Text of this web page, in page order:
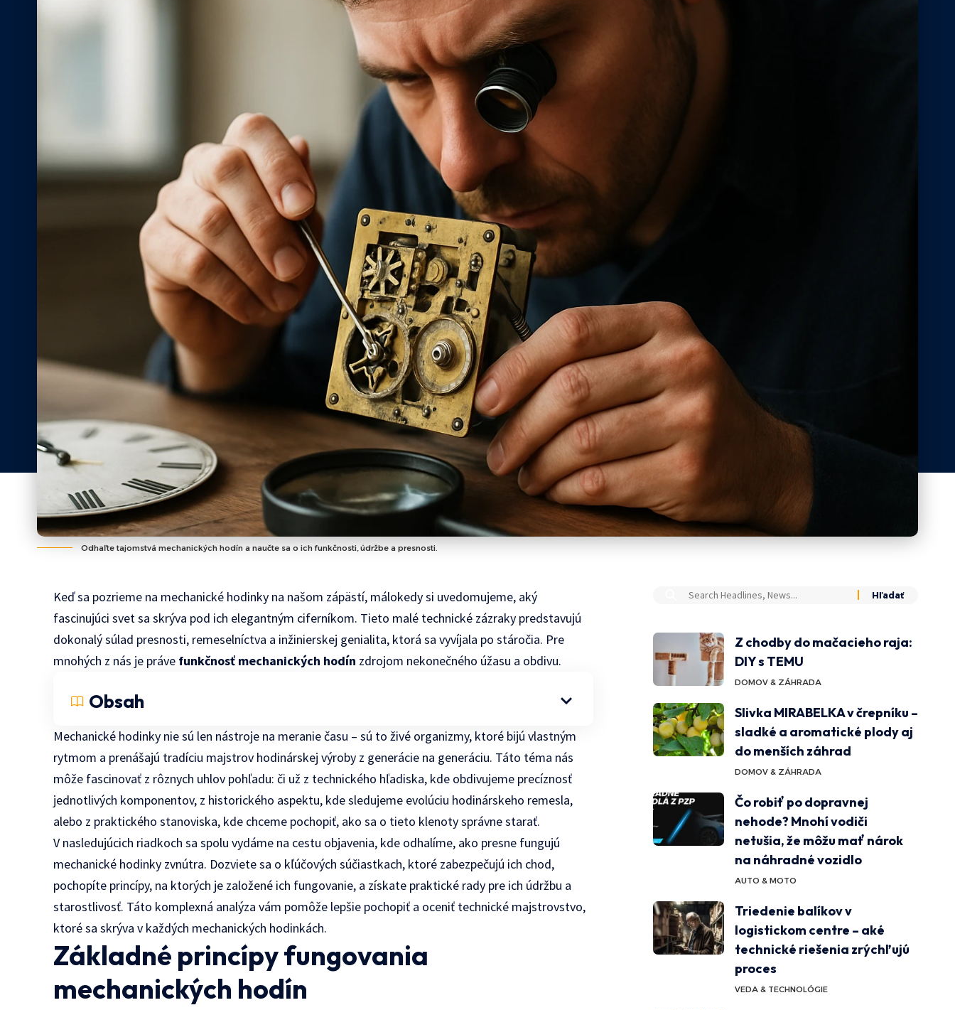
Odhaľte tajomstvá mechanických hodín a naučte sa o ich funkčnosti, údržbe a presnosti.
Keď sa pozrieme na mechanické hodinky na našom zápästí, málokedy si uvedomujeme, aký
fascinujúci svet sa skrýva pod ich elegantným ciferníkom. Tieto malé technické zázraky predstavujú
dokonalý súlad presnosti, remeselníctva a inžinierskej genialita, ktorá sa vyvíjala po stáročia. Pre
mnohých z nás je práve funkčnosť mechanických hodín zdrojom nekonečného úžasu a obdivu.
Obsah
Mechanické hodinky nie sú len nástroje na meranie času – sú to živé organizmy, ktoré bijú vlastným
rytmom a prenášajú tradíciu majstrov hodinárskej výroby z generácie na generáciu. Táto téma nás
môže fascinovať z rôznych uhlov pohľadu: či už z technického hľadiska, kde obdivujeme precíznosť
jednotlivých komponentov, z historického aspektu, kde sledujeme evolúciu hodinárskeho remesla,
alebo z praktického stanoviska, kde chceme pochopiť, ako sa o tieto klenoty správne starať.
V nasledujúcich riadkoch sa spolu vydáme na cestu objavenia, kde odhalíme, ako presne fungujú
mechanické hodinky zvnútra. Dozviete sa o kľúčových súčiastkach, ktoré zabezpečujú ich chod,
pochopíte princípy, na ktorých je založené ich fungovanie, a získate praktické rady pre ich údržbu a
starostlivosť. Táto komplexná analýza vám pomôže lepšie pochopiť a oceniť technické majstrovstvo,
ktoré sa skrýva v každých mechanických hodinkách.
Základné princípy fungovania
mechanických hodín
Z chodby do mačacieho raja:
DIY s TEMU
DOMOV & ZÁHRADA
Slivka MIRABELKA v črepníku –
sladké a aromatické plody aj
do menších záhrad
DOMOV & ZÁHRADA
Čo robiť po dopravnej
nehode? Mnohí vodiči
netušia, že môžu mať nárok
na náhradné vozidlo
AUTO & MOTO
Triedenie balíkov v
logistickom centre – aké
technické riešenia zrýchľujú
proces
VEDA & TECHNOLÓGIE